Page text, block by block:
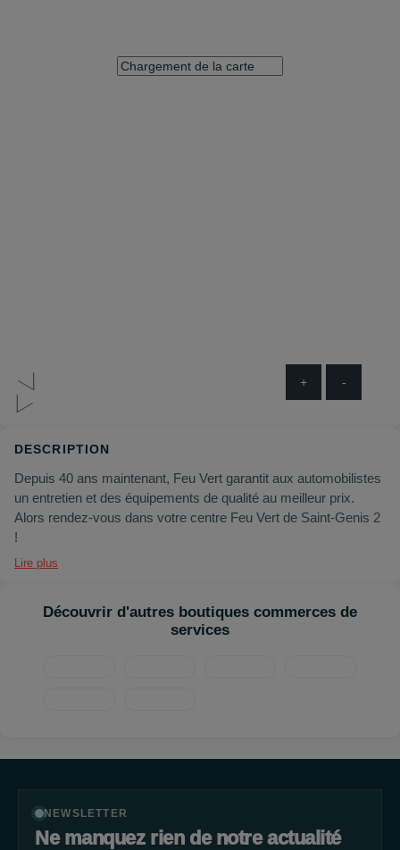
+ -
DESCRIPTION
Depuis 40 ans maintenant, Feu Vert garantit aux automobilistes
un entretien et des équipements de qualité au meilleur prix.
Alors rendez-vous dans votre centre Feu Vert de Saint-Genis 2
!
Lire plus
Découvrir d'autres boutiques commerces de
services
NEWSLETTER
Ne manquez rien de notre actualité